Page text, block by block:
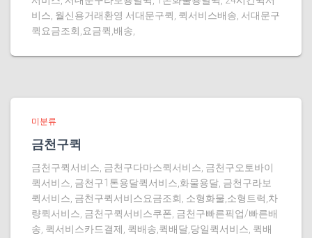
비스, 월신용거래환영 서대문구퀵, 퀵서비스배송, 서대문구
퀵요금조회,요금퀵,배송,
미분류
금천구퀵
금천구퀵서비스, 금천구다마스퀵서비스, 금천구오토바이
퀵서비스, 금천구1톤용달퀵서비스,화물용달, 금천구라보
퀵서비스, 금천구퀵서비스요금조회, 소형화물,소형트럭,차
량퀵서비스, 금천구퀵서비스쿠폰, 금천구빠른픽업/빠른배
송, 퀵서비스카드결제, 퀵배송,퀵배달,당일퀵서비스, 퀵배